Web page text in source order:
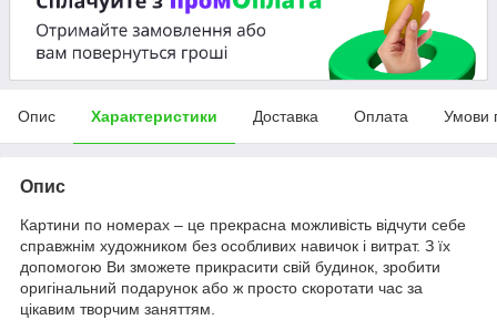
Опис Характеристики Доставка Оплата Умови
Опис
Картини по номерах – це прекрасна можливість відчути себе
справжнім художником без особливих навичок і витрат. З їх
допомогою Ви зможете прикрасити свій будинок, зробити
оригінальний подарунок або ж просто скоротати час за
цікавим творчим заняттям.